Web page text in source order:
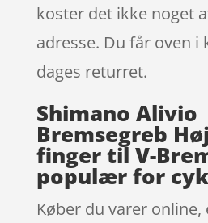
koster det ikke noget
adresse. Du får oven i
dages returret.
Shimano Alivio
Bremsegreb
finger til V-
populær for
Køber du varer